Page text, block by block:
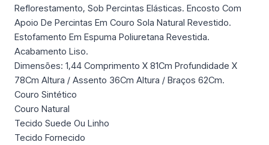
Reflorestamento, Sob Percintas Elásticas. Encosto Com
Apoio De Percintas Em Couro Sola Natural Revestido.
Estofamento Em Espuma Poliuretana Revestida.
Acabamento Liso.
Dimensões: 1,44 Comprimento X 81Cm Profundidade X
78Cm Altura / Assento 36Cm Altura / Braços 62Cm.
Couro Sintético
Couro Natural
Tecido Suede Ou Linho
Tecido Fornecido